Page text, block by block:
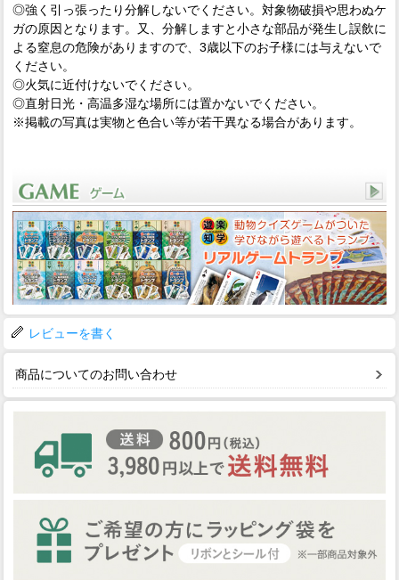
◎強く引っ張ったり分解しないでください。対象物破損や思わぬケ
ガの原因となります。又、分解しますと小さな部品が発生し誤飲に
よる窒息の危険がありますので、3歳以下のお子様には与えないで
ください。
◎火気に近付けないでください。
◎直射日光・高温多湿な場所には置かないでください。
※掲載の写真は実物と色合い等が若干異なる場合があります。
レビューを書く
商品についてのお問い合わせ